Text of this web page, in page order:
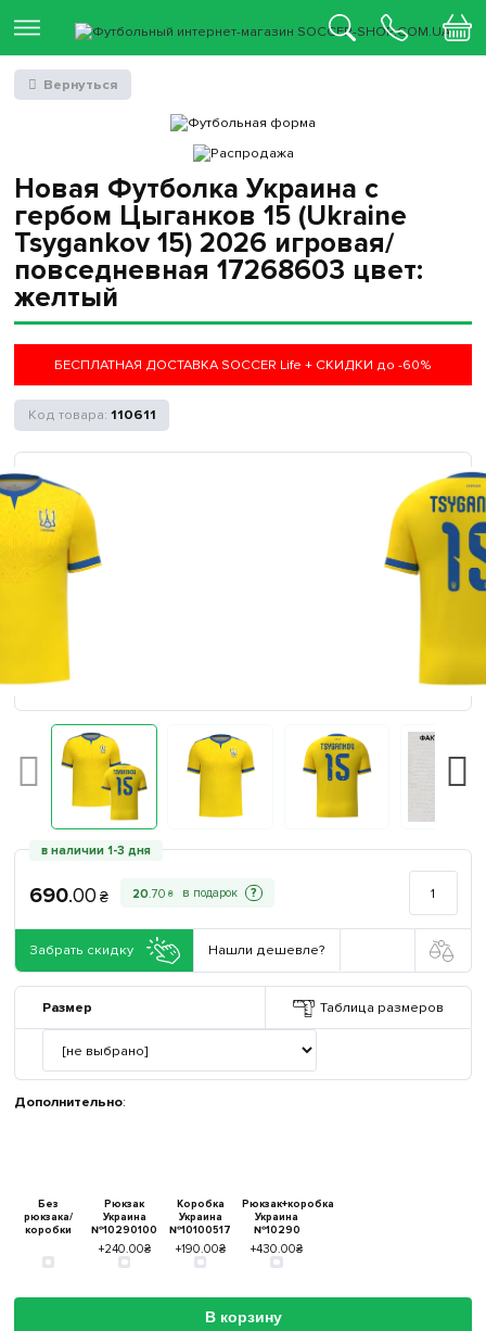
Новая Футболка Украина с
гербом Цыганков 15 (Ukraine
Tsygankov 15) 2026 игровая/
повседневная 17268603 цвет:
желтый
БЕСПЛАТНАЯ ДОСТАВКА SOCCER Life + СКИДКИ до -60%
110611
в наличии 1-3 дня
690.00 ₴ 20.70 ₴ ?
Забрать скидку Нашли дешевле?
Размер Таблица размеров
Дополнительно:
Без
рюкзака/
коробки
Рюкзак
Украина
№10290100
+240.00₴
Коробка
Украина
№10100517
+190.00₴
Рюкзак+коробка
Украина
№10290
+430.00₴
В корзину
Вернуться